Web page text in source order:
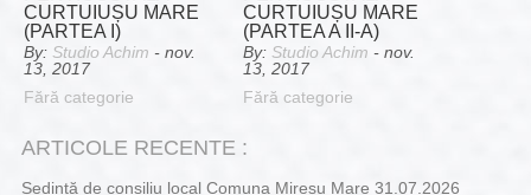
CURTUIUȘU MARE
(PARTEA I)
By: Studio Achim - nov.
13, 2017
Fără categorie
CURTUIUȘU MARE
(PARTEA A II-A)
By: Studio Achim - nov.
13, 2017
Fără categorie
ARTICOLE RECENTE :
Ședință de consiliu local Comuna Mireșu Mare 31.07.2026